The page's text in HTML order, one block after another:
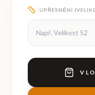
UPŘESNĚNÍ